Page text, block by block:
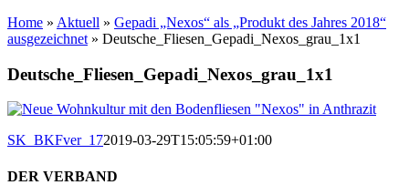
Home » Aktuell » Gepadi „Nexos“ als „Produkt des Jahres 2018“
ausgezeichnet » Deutsche_Fliesen_Gepadi_Nexos_grau_1x1
Deutsche_Fliesen_Gepadi_Nexos_grau_1x1
SK_BKFver_172019-03-29T15:05:59+01:00
DER VERBAND